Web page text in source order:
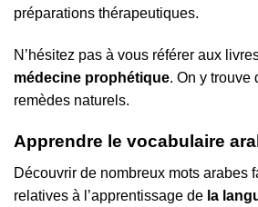
préparations thérapeutiques.
N’hésitez pas à vous référer aux
médecine prophétique. On y trouve
remèdes naturels.
Apprendre le vocabulaire
Découvrir de nombreux mots arabes
relatives à l’apprentissage de la